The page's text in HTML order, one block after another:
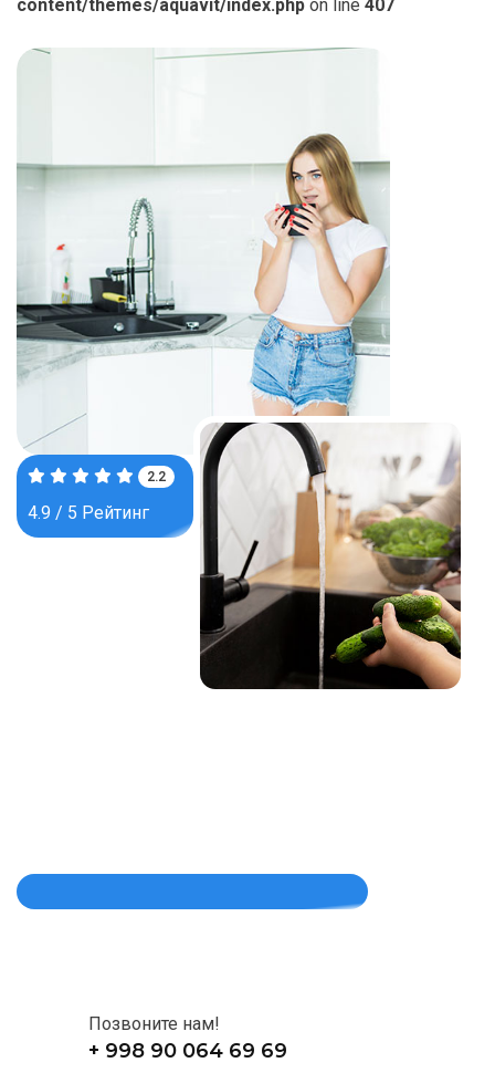
content/themes/aquavit/index.php on line 407
3.7
4.9 / 5 Рейтинг
Позвоните нам!
+ 998 90 064 69 69